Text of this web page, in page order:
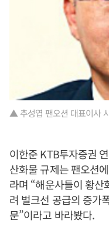
▲ 추성엽 팬오션 대표이사
이한준 KTB투자증권
산화물 규제는 팬오션
라며 “해운사들이 황
려 벌크선 공급의 증가
문”이라고 바라봤다.